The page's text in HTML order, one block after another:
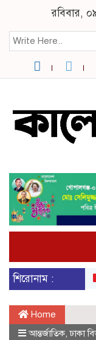
রবিবার,
শিরোনাম :
Home
আন্তর্জাতিক,ঢাকা